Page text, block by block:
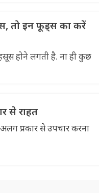
तो इन फूड्स का करें
होने लगती है. ना ही कुछ
से राहत
प्रकार से उपचार करना